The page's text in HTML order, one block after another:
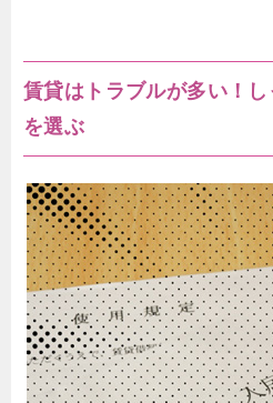
賃貸はトラブルが多い！
を選ぶ